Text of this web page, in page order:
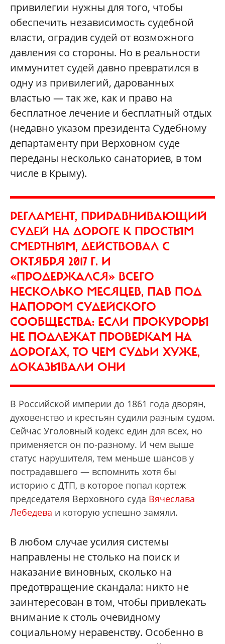
привилегии нужны для того, чтобы
обеспечить независимость судебной
власти, оградив судей от возможного
давления со стороны. Но в реальности
иммунитет судей давно превратился в
одну из привилегий, дарованных
властью — так же, как и право на
бесплатное лечение и бесплатный отдых
(недавно указом президента Судебному
департаменту при Верховном суде
переданы несколько санаториев, в том
числе в Крыму).
РЕГЛАМЕНТ, ПРИРАВНИВАЮЩИЙ
СУДЕЙ НА ДОРОГЕ К ПРОСТЫМ
СМЕРТНЫМ, ДЕЙСТВОВАЛ С
ОКТЯБРЯ 2017 Г. И
«ПРОДЕРЖАЛСЯ» ВСЕГО
НЕСКОЛЬКО МЕСЯЦЕВ, ПАВ ПОД
НАПОРОМ СУДЕЙСКОГО
СООБЩЕСТВА: ЕСЛИ ПРОКУРОРЫ
НЕ ПОДЛЕЖАТ ПРОВЕРКАМ НА
ДОРОГАХ, ТО ЧЕМ СУДЬИ ХУЖЕ,
ДОКАЗЫВАЛИ ОНИ
В Российской империи до 1861 года дворян,
духовенство и крестьян судили разным судом.
Сейчас Уголовный кодекс един для всех, но
применяется он по-разному. И чем выше
статус нарушителя, тем меньше шансов у
пострадавшего — вспомнить хотя бы
историю с ДТП, в которое попал кортеж
председателя Верховного суда Вячеслава
Лебедева и которую успешно замяли.
В любом случае усилия системы
направлены не столько на поиск и
наказание виновных, сколько на
предотвращение скандала: никто не
заинтересован в том, чтобы привлекать
внимание к столь очевидному
социальному неравенству. Особенно в